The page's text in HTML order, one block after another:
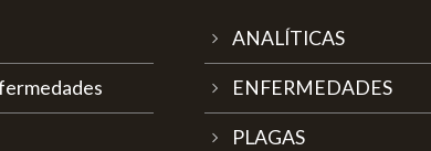
ANALÍTICAS
ENFERMEDADES
PLAGAS